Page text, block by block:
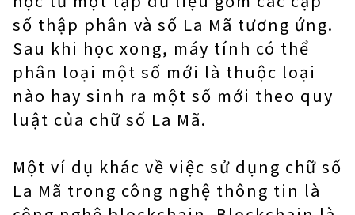
số thập phân và số La Mã tương ứng.
Sau khi học xong, máy tính có thể
phân loại một số mới là thuộc loại
nào hay sinh ra một số mới theo quy
luật của chữ số La Mã.
Một ví dụ khác về việc sử dụng chữ số
La Mã trong công nghệ thông tin là